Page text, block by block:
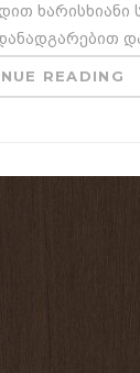
ხარისხიანი
READING